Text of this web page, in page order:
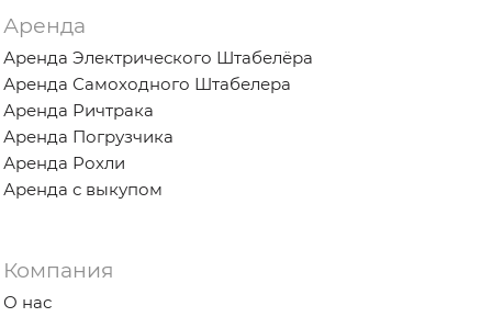
Аренда
Аренда Электрического Штабелёра
Аренда Самоходного Штабелера
Аренда Ричтрака
Аренда Погрузчика
Аренда Рохли
Аренда с выкупом
Компания
О нас